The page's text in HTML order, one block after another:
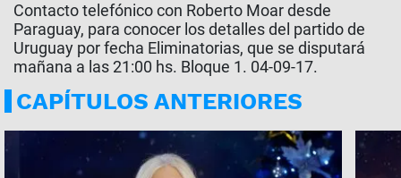
Contacto telefónico con Roberto Moar desde
Paraguay, para conocer los detalles del partido de
Uruguay por fecha Eliminatorias, que se disputará
mañana a las 21:00 hs. Bloque 1. 04-09-17.
CAPÍTULOS ANTERIORES